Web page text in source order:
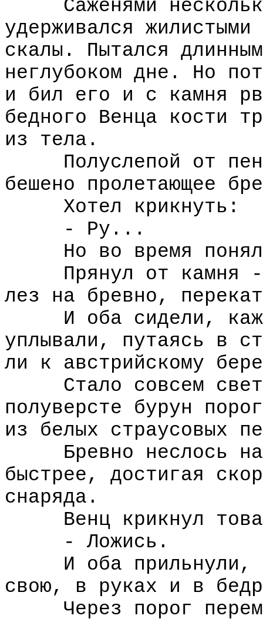
Саженями
удерживался
скалы. Пытался
неглубоком дне. Но
и бил его и с камня
бедного Венца кости
из тела.
Полуслепой от
бешено пролетающее
Хотел крикнуть:
- Ру...
Но во время
Прянул от камня -
лез на бревно,
И оба сидели,
уплывали, путаясь в
ли к австрийскому
Стало совсем
полуверсте бурун
из белых страусовых
Бревно неслось на
быстрее, достигая
снаряда.
Венц крикнул
- Ложись.
И оба прильнули,
свою, в руках и в
Через порог